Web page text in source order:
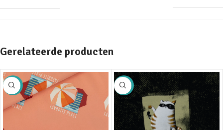
Gerelateerde producten
SALE SALE